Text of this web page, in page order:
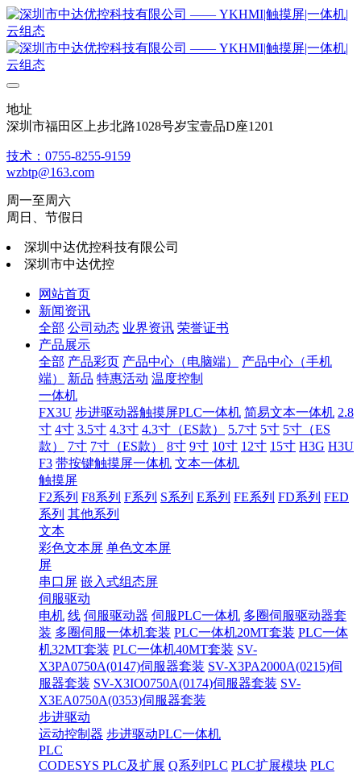
地址
深圳市福田区上步北路1028号岁宝壹品D座1201
技术：0755-8255-9159
wzbtp@163.com
周一至周六
周日、节假日
深圳中达优控科技有限公司
深圳市中达优控
网站首页
新闻资讯
全部 公司动态 业界资讯 荣誉证书
产品展示
全部 产品彩页 产品中心（电脑端）
产品中心（手机
端）
新品 特惠活动 温度控制
一体机
FX3U 步进驱动器触摸屏PLC一体机 简易文本一体机 2.8
寸 4寸 3.5寸 4.3寸 4.3寸（ES款） 5.7寸 5寸 5寸（ES
款）
7寸 7寸（ES款） 8寸 9寸 10寸 12寸 15寸 H3G H3U
F3 带按键触摸屏一体机 文本一体机
触摸屏
F2系列 F8系列 F系列 S系列 E系列 FE系列 FD系列 FED
系列 其他系列
文本
彩色文本屏 单色文本屏
屏
串口屏 嵌入式组态屏
伺服驱动
电机 线 伺服驱动器 伺服PLC一体机 多圈伺服驱动器套
装 多圈伺服一体机套装 PLC一体机20MT套装 PLC一体
机32MT套装 PLC一体机40MT套装 SV-
X3PA0750A(0147)伺服器套装 SV-X3PA2000A(0215)伺
服器套装 SV-X3IO0750A(0174)伺服器套装 SV-
X3EA0750A(0353)伺服器套装
步进驱动
运动控制器 步进驱动PLC一体机
PLC
CODESYS PLC及扩展 Q系列PLC PLC扩展模块 PLC